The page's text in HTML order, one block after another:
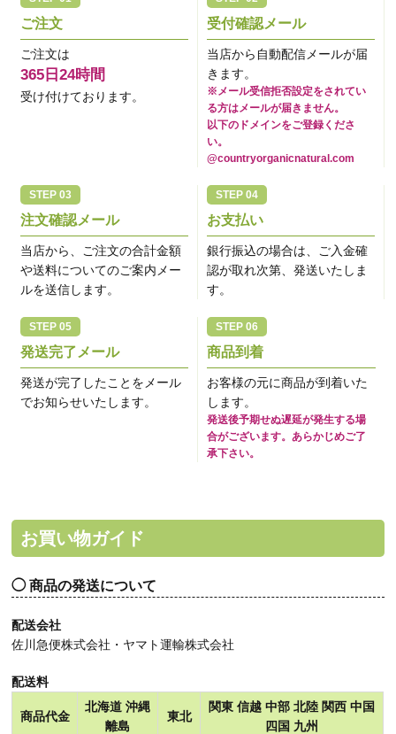
ご注文
ご注文は
365日24時間
受け付けております。
受付確認メール
当店から自動配信メールが届
きます。
※メール受信拒否設定をされてい
る方はメールが届きません。
以下のドメインをご登録くださ
い。
@countryorganicnatural.com
注文確認メール
当店から、ご注文の合計金額
や送料についてのご案内メー
ルを送信します。
お支払い
銀行振込の場合は、ご入金確
認が取れ次第、発送いたしま
す。
発送完了メール
発送が完了したことをメール
でお知らせいたします。
商品到着
お客様の元に商品が到着いた
します。
発送後予期せぬ遅延が発生する場
合がございます。あらかじめご了
承下さい。
お買い物ガイド
商品の発送について
配送会社
佐川急便株式会社・ヤマト運輸株式会社
配送料
商品代金
北海道 沖縄
離島
東北
関東 信越 中部 北陸 関西 中国
四国 九州